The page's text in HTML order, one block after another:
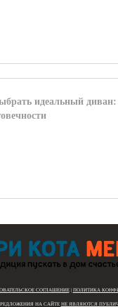
идеальный
СОГЛАШЕНИЕ| ПОЛИТИКА
НА САЙТЕ НЕ ЯВЛЯЮТСЯ